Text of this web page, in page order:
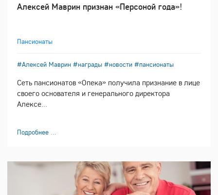
Алексей Маврин признан «Персоной года»!
Пансионаты
#Алексей Маврин #награды #новости #пансионаты
Сеть пансионатов «Опека» получила признание в лице
своего основателя и генерального директора
Алексе...
Подробнее ...